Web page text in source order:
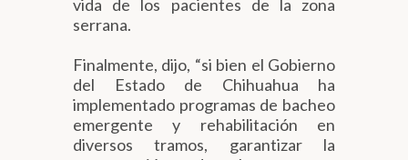
vida de los pacientes de la zona
serrana.
Finalmente, dijo, “si bien el Gobierno
del Estado de Chihuahua ha
implementado programas de bacheo
emergente y rehabilitación en
diversos tramos, garantizar la